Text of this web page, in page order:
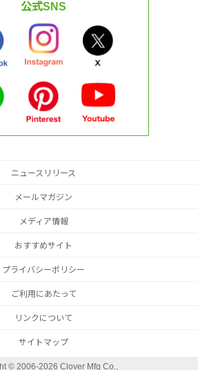
公式SNS
ニュースリリース
メールマガジン
メディア情報
おすすめサイト
プライバシーポリシー
ご利用にあたって
リンクについて
サイトマップ
© 2006-2026 Clover Mfg Co.,